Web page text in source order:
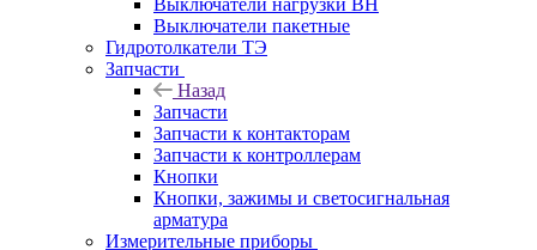
Выключатели пакетные
Гидротолкатели ТЭ
Запчасти
Назад
Запчасти
Запчасти к контакторам
Запчасти к контроллерам
Кнопки
Кнопки, зажимы и светосигнальная
арматура
Измерительные приборы